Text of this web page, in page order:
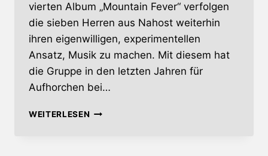
vierten Album „Mountain Fever“ verfolgen
die sieben Herren aus Nahost weiterhin
ihren eigenwilligen, experimentellen
Ansatz, Musik zu machen. Mit diesem hat
die Gruppe in den letzten Jahren für
Aufhorchen bei…
WEITERLESENSUBTERREAN